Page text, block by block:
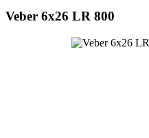
Veber 6х26 LR 800